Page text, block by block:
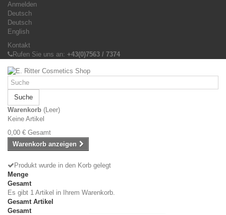
Anmelden
Deutsch
Deutsch
English
Kontakt
Rufen Sie uns an: +43(0)7563 / 7374
Suche
Warenkorb (Leer)
Keine Artikel
0,00 € Gesamt
Warenkorb anzeigen
Produkt wurde in den Korb gelegt
Menge
Gesamt
Es gibt 1 Artikel in Ihrem Warenkorb.
Gesamt Artikel
Gesamt